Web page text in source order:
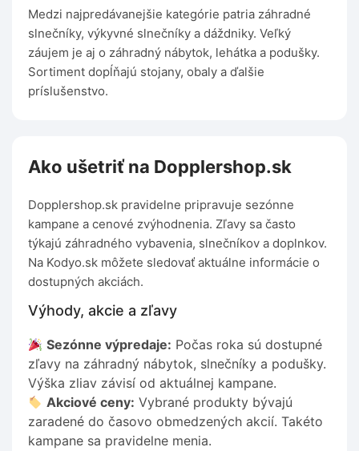
Medzi najpredávanejšie kategórie patria záhradné
slnečníky, výkyvné slnečníky a dáždniky. Veľký
záujem je aj o záhradný nábytok, lehátka a podušky.
Sortiment dopĺňajú stojany, obaly a ďalšie
príslušenstvo.
Ako ušetriť na Dopplershop.sk
Dopplershop.sk pravidelne pripravuje sezónne
kampane a cenové zvýhodnenia. Zľavy sa často
týkajú záhradného vybavenia, slnečníkov a doplnkov.
Na Kodyo.sk môžete sledovať aktuálne informácie o
dostupných akciách.
Výhody, akcie a zľavy
Sezónne výpredaje: Počas roka sú dostupné
zľavy na záhradný nábytok, slnečníky a podušky.
Výška zliav závisí od aktuálnej kampane.
Akciové ceny: Vybrané produkty bývajú
zaradené do časovo obmedzených akcií. Takéto
kampane sa pravidelne menia.